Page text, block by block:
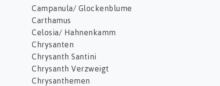
Campanula/ Glockenblume
Carthamus
Celosia/ Hahnenkamm
Chrysanten
Chrysanth Santini
Chrysanth Verzweigt
Chrysanthemen